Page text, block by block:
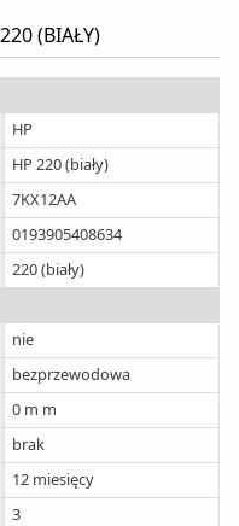
(BIAŁY)
HP
HP 220 (biały)
7KX12AA
0193905408634
220 (biały)
nie
bezprzewodowa
0 m m
brak
12 miesięcy
3